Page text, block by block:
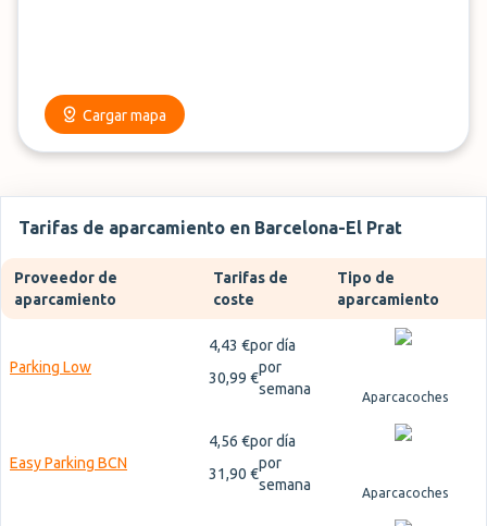
Cargar mapa
Tarifas de aparcamiento en Barcelona-El Prat
Proveedor de
aparcamiento
Tarifas de
coste
Tipo de
aparcamiento
Parking Low
4,43 €por día
30,99 €
por
semana
Aparcacoches
Easy Parking BCN
4,56 €por día
31,90 €
por
semana
Aparcacoches